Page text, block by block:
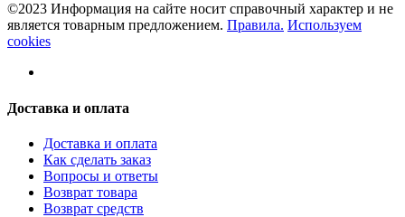
©2023 Информация на сайте носит справочный характер и не
является товарным предложением. Правила. Используем
cookies
Доставка и оплата
Доставка и оплата
Как сделать заказ
Вопросы и ответы
Возврат товара
Возврат средств